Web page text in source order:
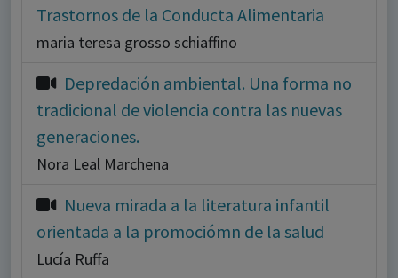
Trastornos de la Conducta Alimentaria
maria teresa grosso schiaffino
Depredación ambiental. Una forma no
tradicional de violencia contra las nuevas
generaciones.
Nora Leal Marchena
Nueva mirada a la literatura infantil
orientada a la promociómn de la salud
Lucía Ruffa